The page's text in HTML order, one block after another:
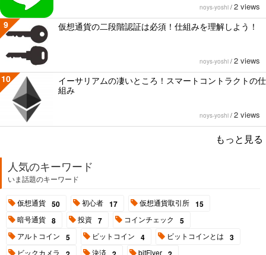
noys-yoshi / 2 views
9 仮想通貨の二段階認証は必須！仕組みを理解しよう！
noys-yoshi / 2 views
10
イーサリアムの凄いところ！スマートコントラクトの仕
組み
noys-yoshi / 2 views
もっと見る
人気のキーワード
いま話題のキーワード
仮想通貨 50 初心者 17 仮想通貨取引所 15
暗号通貨 8 投資 7 コインチェック 5
アルトコイン 5 ビットコイン 4 ビットコインとは 3
ビックカメラ 決済 bitFlyer